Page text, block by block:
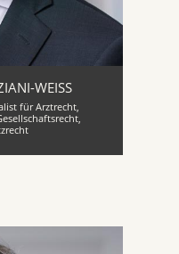
WEISS
für Arztrecht,